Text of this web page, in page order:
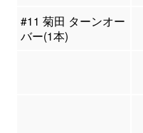
#11 菊田 ターンオー
バー(1本)